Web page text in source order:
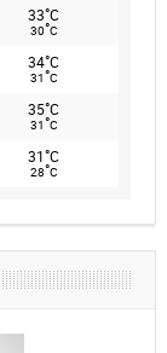
33°C
30°C
34°C
31°C
35°C
31°C
31°C
28°C